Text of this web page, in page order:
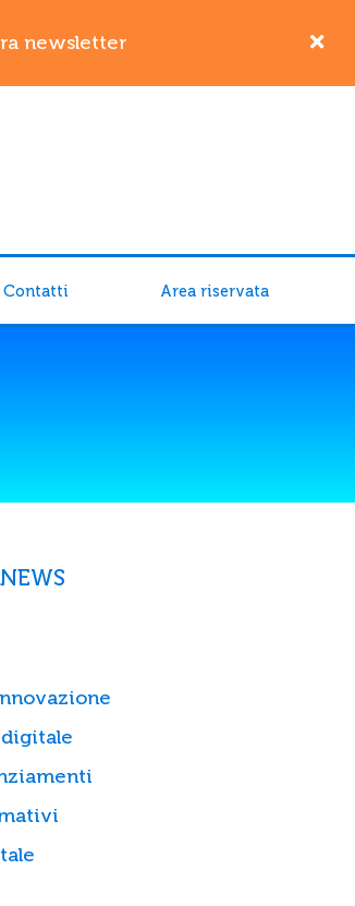
newsletter
Contatti Area riservata